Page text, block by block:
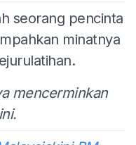
seorang pencinta
minatnya
mencerminkan